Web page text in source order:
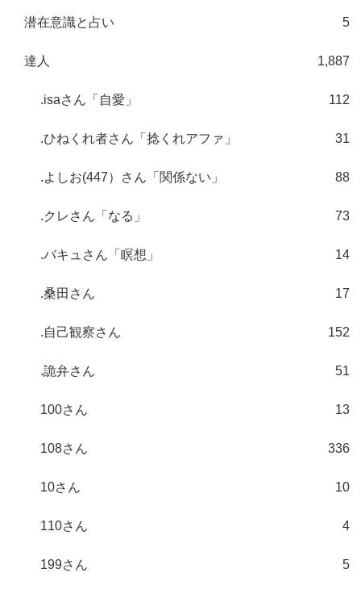
潜在意識と占い 5
達人 1,887
.isaさん「自愛」 112
.ひねくれ者さん「捻くれアファ」 31
.よしお(447）さん「関係ない」 88
.クレさん「なる」 73
.バキュさん「瞑想」 14
.桑田さん 17
.自己観察さん 152
.詭弁さん 51
100さん 13
108さん 336
10さん 10
110さん 4
199さん 5